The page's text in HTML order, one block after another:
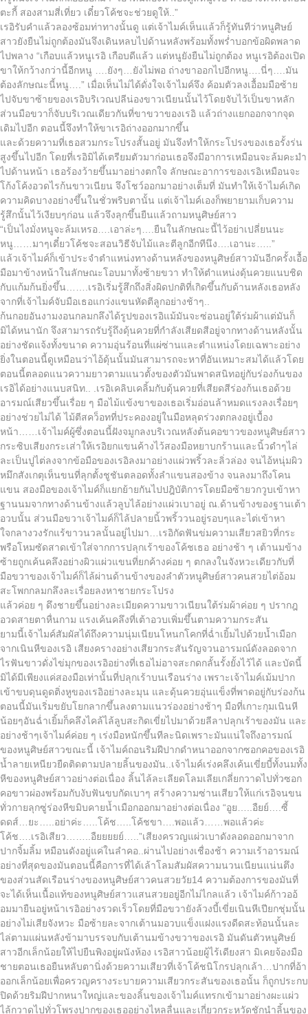
ตะกี้ สองสามสี่เที่ยว เดี๋ยวโค้ชจะช่วยดูให้..”
เรอิรับคำแล้วลองซ้อมท่าทางนั้นดู แต่เจ้าไมค์เห็นแล้วก็รู้ทันทีว่าหนูศิษย์
สาวยังยืนไม่ถูกต้องมันจึงเดินหลบไปด้านหลังพร้อมทั้งพร่ำบอกข้อผิดพลาด
ไปพลาง “เกือบแล้วหนูเรอิ เกือบดีแล้ว แต่หนูยังยืนไม่ถูกต้อง หนูเรอิต้องเปิด
ขาให้กว้างกว่านี้อีกหนู ….ยังๆ…ยังไม่พอ ถ่างขาออกไปอีกหนู….นี่ๆ….มัน
ต้องลักษณะนี้หนู….” เมื่อเห็นไม่ได้ดั่งใจเจ้าไมค์จึง ค้อมตัวลงเอื้อมมือซ้าย
ไปจับขาซ้ายของเรอิบริเวณปลีน่องขาวเนียนนั้นไว้โดยจับไว้เป็นขาหลัก
ส่วนมือขวาก็จับบริเวณเดียวกันที่ขาขวาของเรอิ แล้วถ่างแยกออกจากจุด
เดิมไปอีก ตอนนี้จึงทำให้ขาเรอิถ่างออกมากขึ้น
และด้วยความที่เธอสวมกระโปรงสั้นอยู่ มันจึงทำให้กระโปรงของเธอรั้งร่น
สูงขึ้นไปอีก โดยที่เรอิมิได้เตรียมตัวมาก่อนเธอจึงมีอาการเหมือนจะล้มคะมำ
ไปด้านหน้า เธอร้องว้ายขึ้นมาอย่างตกใจ ลักษณะอาการของเรอิเหมือนจะ
โก้งโค้งอวดไรก้นขาวเนียน จึงโชว์ออกมาอย่างเต็มที่ มันทำให้เจ้าไมค์เกิด
ความคิดบางอย่างขึ้นในชั่วพริบตานั้น แต่เจ้าไมค์เองก็พยายามเก็บความ
รู้สึกนั้นไว้เงียบๆก่อน แล้วจึงลุกขึ้นยืนแล้วถามหนูศิษย์สาว
“เป็นไงมั่งหนูจะล้มเหรอ….เอาล่ะๆ….ยืนในลักษณะนี้ไว้อย่าเปลี่ยนนะ
หนู……มาๆเดี๋ยวโค้ชจะสอนวิธีจับไม้และตีลูกอีกทีนึง….เอานะ…..”
แล้วเจ้าไมค์ก็เข้าประจำตำแหน่งทางด้านหลังของหนูศิษย์สาวมันอีกครั้งเอื้อ
มือมาข้างหน้าในลักษณะโอบมาทั้งซ้ายขวา ทำให้ตำแหน่งดุ้นควยแนบชิด
กับแก้มก้นยิ่งขึ้น…….เรอิเริ่มรู้สึกถึงสิ่งผิดปกติที่เกิดขึ้นกับด้านหลังเธอหลัง
จากที่เจ้าไมค์จับมือเธอแกว่งแขนหัดตีลูกอย่างช้าๆ..
ก้นกอยอันงามงอนกลมกลึงได้รูปของเรอิแม้มันจะซ่อนอยู่ใต้ร่มผ้าแต่มันก็
มิได้หนานัก จึงสามารถรับรู้ถึงดุ้นควยที่กำลังเสียดสีอยู่จากทางด้านหลังนั้น
อย่างชัดแจ้งทั้งขนาด ความอุ่นร้อนที่แผ่ซ่านและตำแหน่งโดยเฉพาะอย่าง
ยิ่งในตอนนี้ดูเหมือนว่าไอ้ดุ้นนั้นมันสามารถจะหาที่อันเหมาะสมได้แล้วโดย
ตอนนี้ตลอดแนวความยาวตามแนวตั้งของตัวมันพาดสนิทอยู่กับร่องก้นของ
เรอิได้อย่างแนบสนิท.. .เรอิเคลิบเคลิ้มกับดุ้นควยที่เสียดสีร่องก้นเธอด้วย
อารมณ์เสียวขึ้นเรื่อย ๆ มือไม้แข้งขาของเธอเริ่มอ่อนล้าหมดแรงลงเรื่อยๆ
อย่างช่วยไม่ได้ ไม้ตีสคว็อทที่ประคองอยู่ในมือหลุดร่วงตกลงอยู่เบื้อง
หน้า……เจ้าไมค์ผู้ซึ่งตอนนี้ฝังจมูกลงบริเวณหลังต้นคอขาวของหนูศิษย์สาว
กระซิบเสียงกระเส่าให้เรอิยกแขนค้างไว้สองมือหยาบกร้านและนิ้วดำๆไล่
ละเป็นปูไต่ลงจากข้อมือของเรอิลงมาอย่างแผ่วพริ้วละลิ่วล่อง จนไอ้หนุ่มผิว
หมึกสังเกตุเห็นขนที่ลุกตั้งชูชันตลอดทั้งลำแขนสองข้าง จนลงมาถึงโคน
แขน สองมือของเจ้าไมค์ก็แยกย้ายกันไปปฎิบัติการโดยมือซ้ายวกวูบเข้าหา
ฐานนมจากทางด้านข้างแล้วลูบไล้อย่างแผ่วเบาอยู่ ณ.ด้านข้างของฐานเต้า
อวบนั้น ส่วนมือขวาเจ้าไมค์ก็ไล้ปลายนิ้วพริ้ววนอยู่รอบๆและไต่เข้าหา
ใจกลางวงรักแร้ขาวนวลนั้นอยู่ไปมา…เรอิกัดฟันข่มความเสียวสยิวที่กระ
พรือโหมซัดสาดเข้าใส่จากการปลุกเร้าของโค้ชเธอ อย่างช้า ๆ เต้านมข้าง
ซ้ายถูกเค้นคลึงอย่างผิวแผ่วแขนที่ยกค้างค่อย ๆ ตกลงในจังหวะเดียวกับที่
มือขวาของเจ้าไมค์ก็ไล้ผ่านด้านข้างของลำตัวหนูศิษย์สาวคนสวยไต่อ้อม
สะโพกกลมกลึงละเรื่อยลงหาชายกระโปรง
แล้วค่อย ๆ ดึงชายขึ้นอย่างละเมียดความขาวเนียนใต้ร่มผ้าค่อย ๆ ปรากฎ
อวดสายตาหื่นกาม แรงเค้นคลึงที่เต้าอวบเพิ่มขึ้นตามความกระสัน
ยามนี้เจ้าไมค์สัมผัสได้ถึงความนุ่มเนียนโหนกโคกที่ฉ่ำเยิ้มไปด้วยน้ำเมือก
จากเนินหีของเรอิ เสียงครางอย่างเสียวกระสันรัญจวนอารมณ์ดังลอดจาก
ไรฟันขาวดั่งไข่มุกของเรอิอย่างที่เธอไม่อาจสะกดกลั้นรั้งยั้งไว้ได้ และบัดนี้
มิได้มีเพียงแค่สองมือเท่านั้นที่ปลุกเร้าบนเรือนร่าง เพราะเจ้าไมค์เม้มปาก
เข้าขบดุนดูดติ่งหูของเรอิอย่างละมุน และดุ้นควยอุ่นแข็งที่พาดอยู่กับร่องก้น
ตอนนี้มันเริ่มขยับโยกลากขึ้นลงตามแนวร่องอย่างช้าๆ มือที่เกาะกุมเนินหี
น้อยๆอันฉ่ำเยิ้มก็คลึงไคล้ไล้ลูบสะกิดเขี่ยไปมาด้วยลีลาปลุกเร้าของมัน และ
อย่างช้าๆเจ้าไมค์ค่อย ๆ เร่งมือหนักขึ้นทีละนิดเพราะมันแน่ใจถึงอารมณ์
ของหนูศิษย์สาวขณะนี้ เจ้าไมค์ถอนริมฝีปากดำหนาออกจากซอกคอของเรอิ
น้ำลายเหนียวยืดติดตามปลายลิ้นของมัน..เจ้าไมค์เร่งคลึงเค้นเขี่ยบี้ทั้งนมทั้ง
หีของหนูศิษย์สาวอย่างต่อเนื่อง ลิ้นไล้ละเลียดโลมเลียเกลี่ยกวาดไปทั่วซอก
คอขาวผ่องพร้อมกับงับฟันขบกัดเบาๆ สร้างความซ่านเสียวให้แก่เรอิจนขน
ทั่วกายลุกซู่ร่องหีขมิบคายน้ำเมือกออกมาอย่างต่อเนื่อง “อูย…..อืยย์….ซี้
ดดส์…ยะ…..อย่าค่ะ…..โค้ช…..โค้ชขา….พอแล้ว……พอแล้วค่ะ
โค้ช….เรอิเสียว……..อืยยยยย์…..”เสียงครวญแผ่วเบาดังลอดออกมาจาก
ปากจิ้มลิ้ม หมือนดังอยู่แค่ในลำคอ..ผ่านไปอย่างเชื่องช้า ความเร้าอารมณ์
อย่างที่สุดของมันตอนนี้คือการที่ได้เล้าโลมสัมผัสความนวนเนียนแน่นตึง
ของส่วนสัดเรือนร่างของหนูศิษย์สาวคนสวยวัย14 ความต้องการของมันที่
จะได้เห็นเนื้อแท้ของหนูศิษย์สาวแสนสวยอยู่อีกไม่ไกลแล้ว เจ้าไมค์ก้าวออ้
อมมายืนอยู่หน้าเรอิอย่างรวดเร็วโดยที่มือขวายังล้วงบี้เขี่ยเนินหีเปียกชุ่มนั้น
อย่างไม่เสียจังหวะ มือซ้ายละจากเต้านมอวบแข็งแฝงแรงดีดสะท้อนนั้นละ
ไล่ตามแผ่นหลังข้ามาบรรจบกับเต้านมข้างขวาของเรอิ มันดันตัวหนูศิษย์
สาวอีกเล็กน้อยให้ไปยืนพิงอยู่ผนังห้อง เรอิสาวน้อยผู้ไร้เดียงสา มิเคยจ้องมือ
ชายตอนเธอยืนหลับตานิ่งด้วยความเสียวที่เจ้าโค้ชนิโกรปลุกเล้า…ปากที่อ้า
ออกเล็กน้อยเพื่อครวญครางระบายความเสียวกระสันของเธอนั้น ก็ถูกประกบ
ปิดด้วยริมฝีปากหนาใหญ่และของลิ้นของเจ้าไมค์แทรกเข้ามาอย่างผะแผ่ว
ไล้กวาดไปทั่วโพรงปากของเธออย่างไหลลื่นและเกี่ยวกระหวัดชักนำลิ้นของ